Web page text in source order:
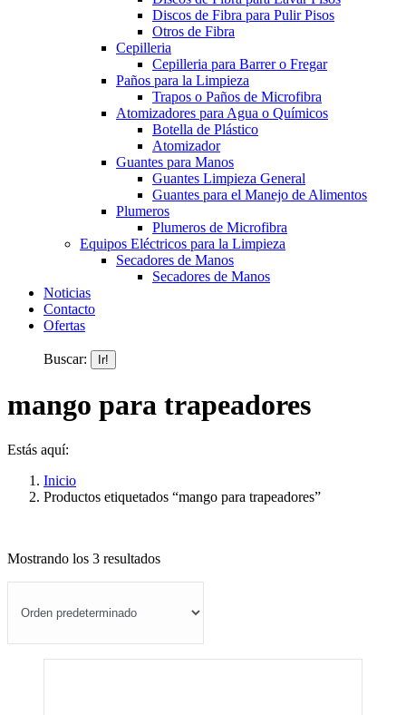
Discos de Fibra para Pulir Pisos
Otros de Fibra
Cepilleria
Cepilleria para Barrer o Fregar
Paños para la Limpieza
Trapos o Paños de Microfibra
Atomizadores para Agua o Químicos
Botella de Plástico
Atomizador
Guantes para Manos
Guantes Limpieza General
Guantes para el Manejo de Alimentos
Plumeros
Plumeros de Microfibra
Equipos Eléctricos para la Limpieza
Secadores de Manos
Secadores de Manos
Noticias
Contacto
Ofertas
Buscar:
mango para trapeadores
Estás aquí:
Inicio
Productos etiquetados “mango para trapeadores”
Mostrando los 3 resultados